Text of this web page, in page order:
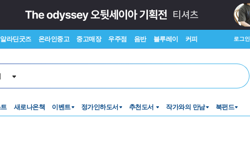
알라딘굿즈 온라인중고 중고매장 우주점 음반 블루레이 커피 로그인
새로나온책 이벤트 정가인하도서 추천도서 작가와의 만남 북펀드